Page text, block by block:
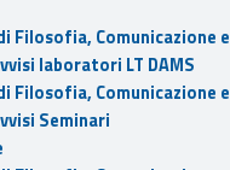
Filosofia, Comunicazione e
laboratori LT DAMS
Filosofia, Comunicazione e
Seminari